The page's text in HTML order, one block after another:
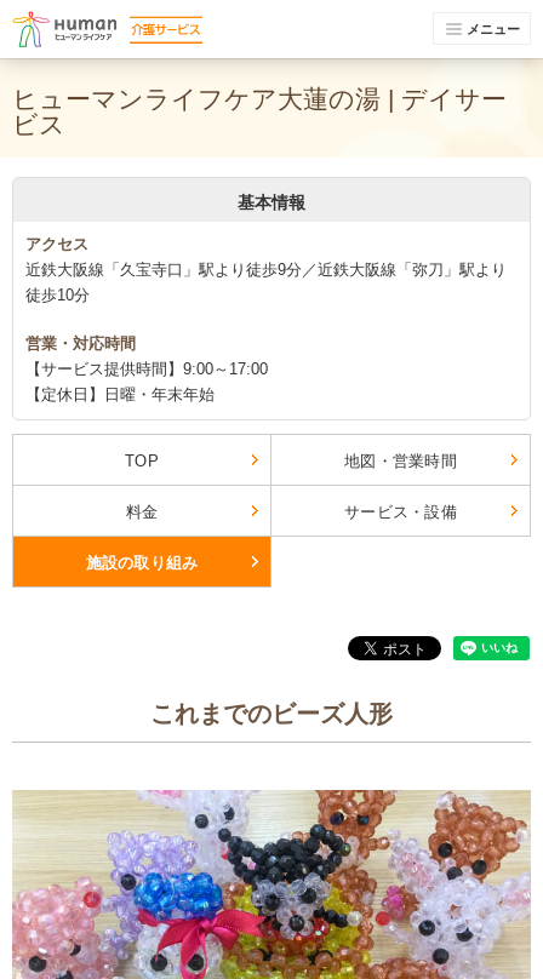
メニュー
ヒューマンライフケア大蓮の湯 | デイサー
ビス
基本情報
アクセス
近鉄大阪線「久宝寺口」駅より徒歩9分／近鉄大阪線「弥刀」駅より
徒歩10分
営業・対応時間
【サービス提供時間】9:00～17:00
【定休日】日曜・年末年始
TOP 地図・営業時間
料金 サービス・設備
施設の取り組み
これまでのビーズ人形